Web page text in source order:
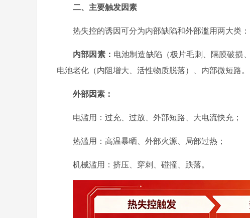
二、主要触发因素
热失控的诱因可分为内部缺陷和外部滥用两大类：
内部因素： 电池制造缺陷（极片毛刺、隔膜破损
电池老化（内阻增大、活性物质脱落）、内部微短路。
外部因素：
电滥用：过充、过放、外部短路、大电流快充；
热滥用：高温暴晒、外部火源、局部过热；
机械滥用：挤压、穿刺、碰撞、跌落。